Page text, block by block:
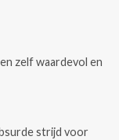
zelf waardevol en
strijd voor